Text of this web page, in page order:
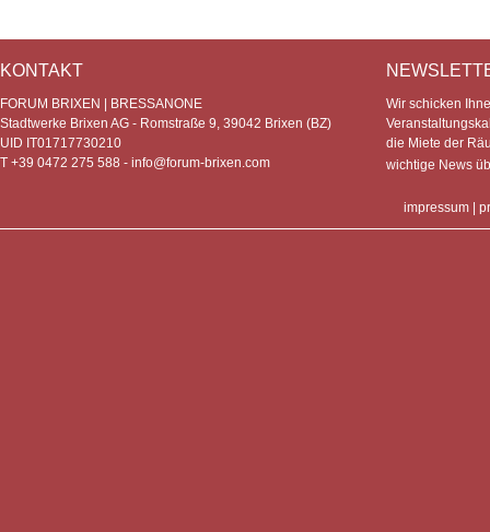
KONTAKT
FORUM BRIXEN | BRESSANONE
Stadtwerke Brixen AG - Romstraße 9, 39042 Brixen (BZ)
UID IT01717730210
T +39 0472 275 588 - info@forum-brixen.com
Wir schicken
die Miete der
wichtige News
impressum